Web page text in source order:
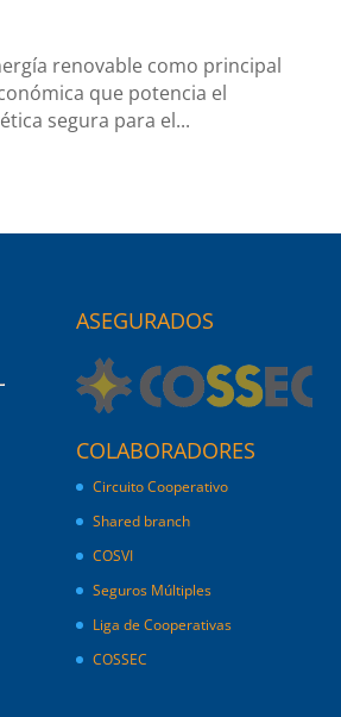
renovable como principal
que potencia el
segura para el...
ASEGURADOS
COLABORADORES
Circuito Cooperativo
Shared branch
COSVI
Seguros Múltiples
Liga de Cooperativas
COSSEC